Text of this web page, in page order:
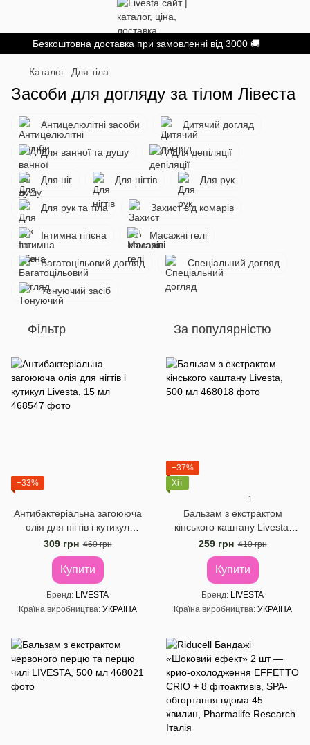
Безкоштовна доставка при замовленні від 3000 🚚
Каталог Для тіла
Засоби для догляду за тілом Лівеста
Антицелюлітні засоби Дитячий догляд
Для ванної та душу Для депіляції
Для ніг Для нігтів Для рук
Для рук та тіла Захист від комарів
Інтимна гігієна Масажні гелі
Багатоцільовий догляд Спеціальний догляд
Тонуючий засіб
Фільтр За популярністю
−33%
Антибактеріальна загоююча
олія для нігтів і кутикул
Livesta, 15 мл
309 грн 460 грн
Купити
Бренд LIVESTA
Країна виробництва УКРАЇНА
−37%
Хіт
1
Бальзам з екстрактом
кінського каштану Livesta,
500 мл
259 грн 410 грн
Купити
Бренд LIVESTA
Країна виробництва УКРАЇНА